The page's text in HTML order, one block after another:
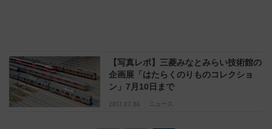
2017.07.06 ニュース
【写真レポ】三菱みなとみらい技術館の
企画展「はたらくのりものコレクショ
ン」7月10日まで